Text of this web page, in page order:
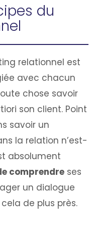
du
relationnel est
avec chacun
chose savoir
son client. Point
savoir un
la relation n’est-
absolument
comprendre ses
un dialogue
de plus près.